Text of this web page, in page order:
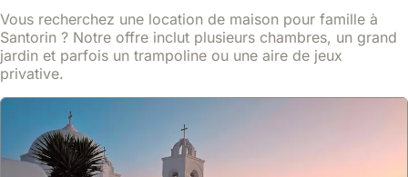
Vous recherchez une location de maison pour famille à
Santorin ? Notre offre inclut plusieurs chambres, un grand
jardin et parfois un trampoline ou une aire de jeux
privative.